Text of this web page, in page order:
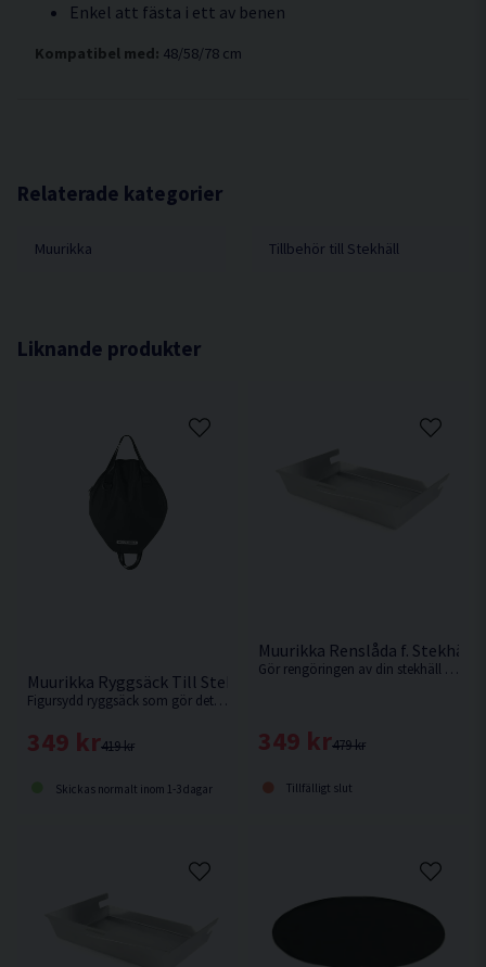
Enkel att fästa i ett av benen
Kompatibel med: 48/58/78 cm
Relaterade kategorier
Muurikka Tillbehör till Stekhäll
Liknande produkter
Muurikka Ryggsäck Till Stekhäll 38cm
Figursydd ryggsäck som gör det enkelt att ta med din stekhäll Ø38 vart du än ska.
419 kr
349 kr
Skickas normalt inom 1-3 dagar
Muurikka Renslåda f. Stekhäll
Gör rengöringen av din stekhäll både enkel och effektiv. Renslådan hängs smidigt på kanten så att du lätt kan skrapa ner matrester och fett.
479 kr
349 kr
Tillfälligt slut